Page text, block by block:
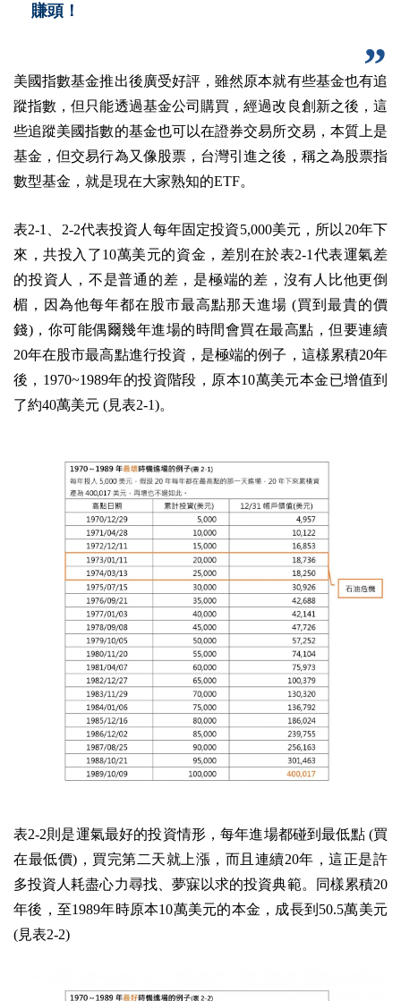
賺頭！
美國指數基金推出後廣受好評，雖然原本就有些基金也有追
蹤指數，但只能透過基金公司購買，經過改良創新之後，這
些追蹤美國指數的基金也可以在證券交易所交易，本質上是
基金，但交易行為又像股票，台灣引進之後，稱之為股票指
數型基金，就是現在大家熟知的ETF。
表2-1、2-2代表投資人每年固定投資5,000美元，所以20年下
來，共投入了10萬美元的資金，差別在於表2-1代表運氣差
的投資人，不是普通的差，是極端的差，沒有人比他更倒
楣，因為他每年都在股市最高點那天進場 (買到最貴的價
錢)，你可能偶爾幾年進場的時間會買在最高點，但要連續
20年在股市最高點進行投資，是極端的例子，這樣累積20年
後，1970~1989年的投資階段，原本10萬美元本金已增值到
了約40萬美元 (見表2-1)。
表2-2則是運氣最好的投資情形，每年進場都碰到最低點 (買
在最低價)，買完第二天就上漲，而且連續20年，這正是許
多投資人耗盡心力尋找、夢寐以求的投資典範。同樣累積20
年後，至1989年時原本10萬美元的本金，成長到50.5萬美元
(見表2-2)